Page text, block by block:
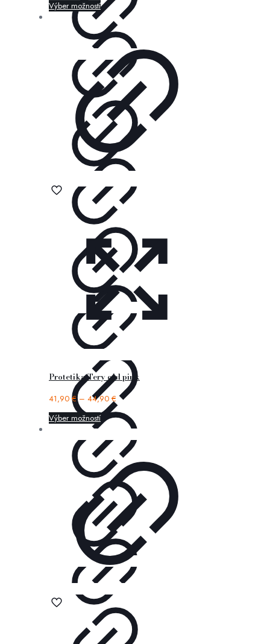
Výber možností
Protetika Tery old pink
41,90 €– 44,90 €
Výber možností